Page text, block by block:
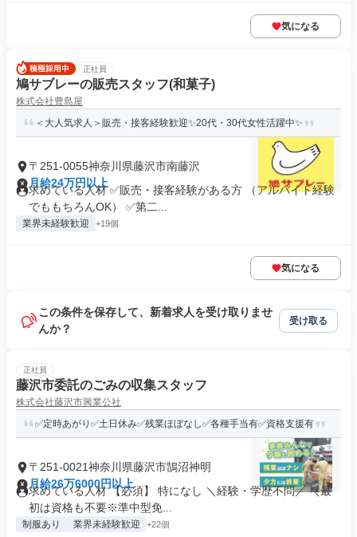
気になる
正社員
鳩サブレーの販売スタッフ(和菓子)
株式会社豊島屋
＜大人気求人＞販売・接客経験歓迎✨20代・30代女性活躍中✨
〒251-0055神奈川県藤沢市南藤沢
月給24万円以上
求めている人材 ✅販売・接客経験がある方 （アルバイト経験
でももちろんOK） ✅第二...
業界未経験歓迎 +19個
気になる
この条件を保存して、新着求人を受け取りませ
んか？
受け取る
正社員
藤沢市委託のごみの収集スタッフ
株式会社藤沢市興業公社
✅定時あがり✅土日休み✅残業ほぼなし✅各種手当有✅資格支援有
〒251-0021神奈川県藤沢市鵠沼神明
月給26万6000円以上
求めている人材 【必須】 特になし ＼経験・学歴不問／ ＼最
初は資格も不要※準中型免...
制服あり 業界未経験歓迎 +22個